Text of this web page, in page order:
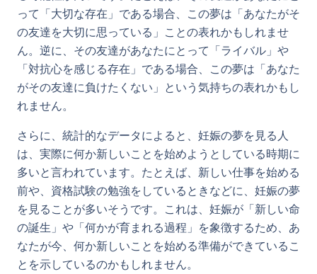
って「大切な存在」である場合、この夢は「あなたがそ
の友達を大切に思っている」ことの表れかもしれませ
ん。逆に、その友達があなたにとって「ライバル」や
「対抗心を感じる存在」である場合、この夢は「あなた
がその友達に負けたくない」という気持ちの表れかもし
れません。
さらに、統計的なデータによると、妊娠の夢を見る人
は、実際に何か新しいことを始めようとしている時期に
多いと言われています。たとえば、新しい仕事を始める
前や、資格試験の勉強をしているときなどに、妊娠の夢
を見ることが多いそうです。これは、妊娠が「新しい命
の誕生」や「何かが育まれる過程」を象徴するため、あ
なたが今、何か新しいことを始める準備ができているこ
とを示しているのかもしれません。